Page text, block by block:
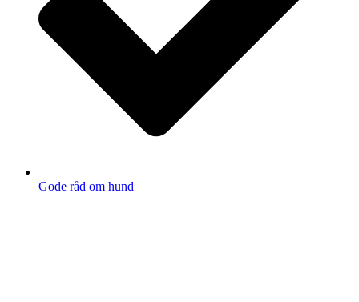
Gode råd om hund